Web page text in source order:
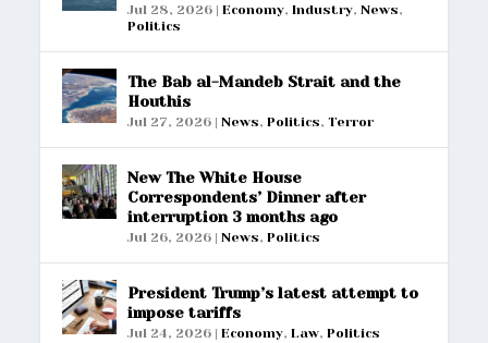
Jul 28, 2026 |Economy,Industry,News,
Politics
The Bab al-Mandeb Strait and the
Houthis
Jul 27, 2026 |News,Politics,Terror
New The White House
Correspondents’ Dinner after
interruption 3 months ago
Jul 26, 2026 |News,Politics
President Trump’s latest attempt to
impose tariffs
Jul 24, 2026 |Economy,Law,Politics